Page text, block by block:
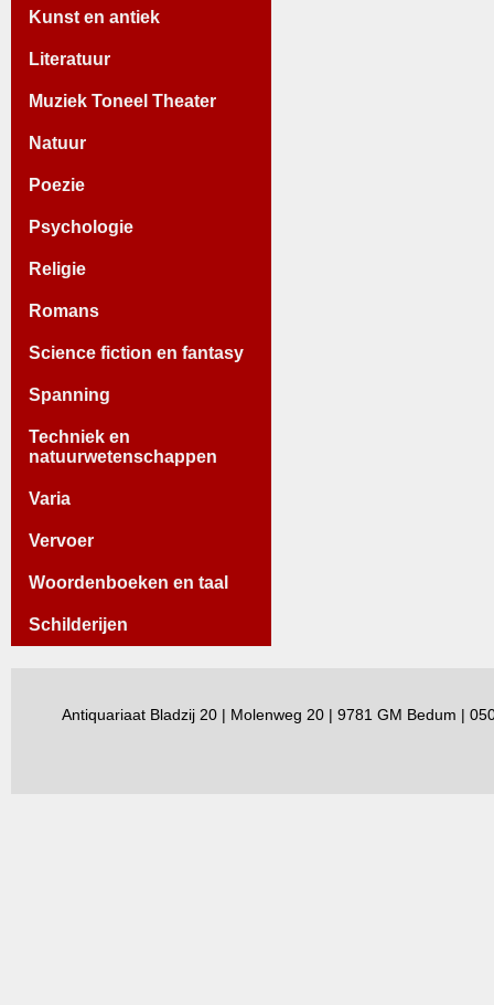
Kunst en antiek
Literatuur
Muziek Toneel Theater
Natuur
Poezie
Psychologie
Religie
Romans
Science fiction en fantasy
Spanning
Techniek en
natuurwetenschappen
Varia
Vervoer
Woordenboeken en taal
Schilderijen
Antiquariaat Bladzij 20 | Molenweg 20 | 9781 GM Bedum |